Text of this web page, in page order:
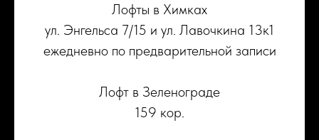
Лофты в Химках
ул. Энгельса 7/15 и ул. Лавочкина 13к1
ежедневно по предварительной записи
Лофт в Зеленограде
159 кор.